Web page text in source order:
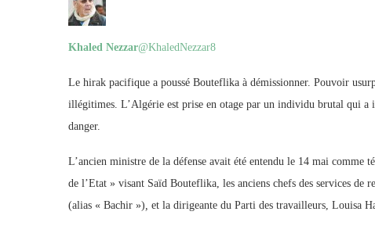
Khaled Nezzar@KhaledNezzar8
Le hirak pacifique a poussé Bouteflika à démissionner. Pouvoir
illégitimes. L’Algérie est prise en otage par un individu brutal qui
danger.
L’ancien ministre de la défense avait été entendu le 14 mai comme
de l’Etat » visant Saïd Bouteflika, les anciens chefs des services
(alias « Bachir »), et la dirigeante du Parti des travailleurs, Louisa